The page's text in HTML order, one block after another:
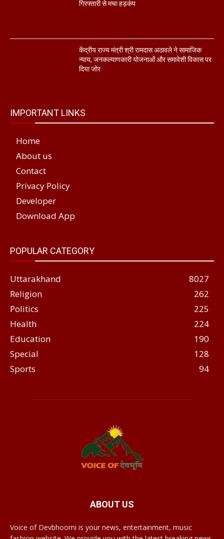
गिरफ्तारी से मचा हड़कंप
केंद्रीय राज्य मंत्री श्री रामदास अठावले ने सामाजिक
न्याय, जनकल्याणकारी योजनाओं और समावेशी विकास पर
दिया जोर
IMPORTANT LINKS
Home
About us
Contact
Privacy Policy
Developer
Download App
POPULAR CATEGORY
Uttarakhand
8027
Religion
262
Politics
225
Health
224
Education
190
Special
128
Sports
94
ABOUT US
Voice of Devbhoomi is your news, entertainment, music